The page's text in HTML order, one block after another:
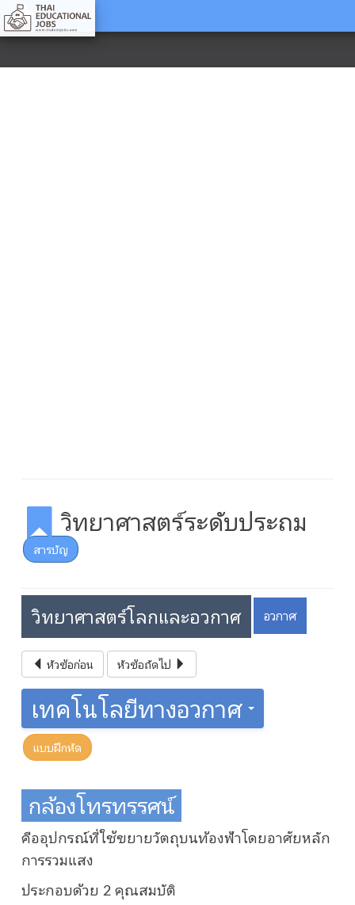
วิทยาศาสตร์ระดับประถม
สารบัญ
วิทยาศาสตร์โลกและอวกาศ อวกาศ
หัวข้อก่อน หัวข้อถัดไป
เทคโนโลยีทางอวกาศ
แบบฝึกหัด
กล้องโทรทรรศน์
คืออุปกรณ์ที่ใช้ขยายวัตถุบนท้องฟ้าโดยอาศัยหลัก
การรวมแสง
ประกอบด้วย 2 คุณสมบัติ